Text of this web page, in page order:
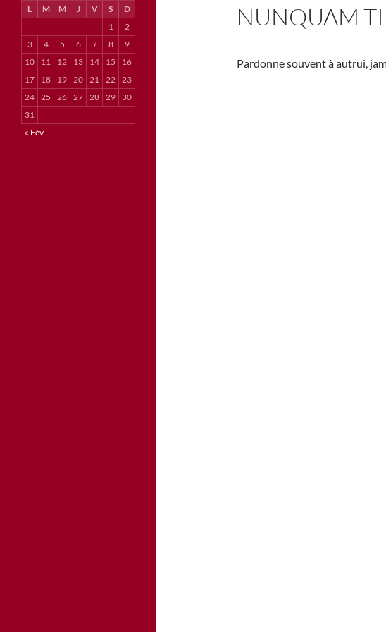
NUNQUAM
Pardonne souvent à autrui,
L M M J V S
D
1
2
3
4 5 6 7 8
9
10
11 12 13 14 15
16
17
18 19 20 21 22 23
24 25 26 27 28 29
30
31
« Fév